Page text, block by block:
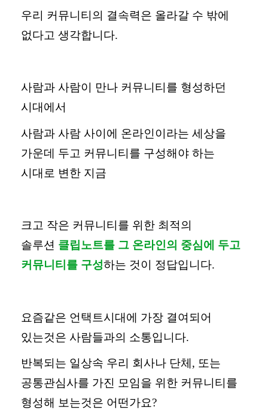
우리 커뮤니티의 결속력은 올라갈 수 밖에
없다고 생각합니다.
사람과 사람이 만나 커뮤니티를 형성하던
시대에서
사람과 사람 사이에 온라인이라는 세상을
가운데 두고 커뮤니티를 구성해야 하는
시대로 변한 지금
크고 작은 커뮤니티를 위한 최적의
솔루션 클립노트를 그 온라인의 중심에 두고
커뮤니티를 구성하는 것이 정답입니다.
요즘같은 언택트시대에 가장 결여되어
있는것은 사람들과의 소통입니다.
반복되는 일상속 우리 회사나 단체 , 또는
공통관심사를 가진 모임을 위한 커뮤니티를
형성해 보는것은 어떤가요?